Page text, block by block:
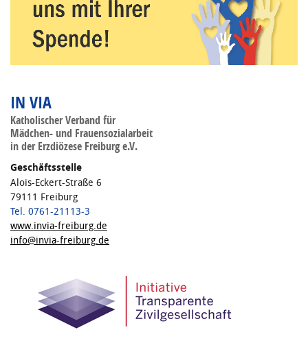
IN VIA
Katholischer Verband für
Mädchen- und Frauensozialarbeit
in der Erzdiözese Freiburg e.V.
Geschäftsstelle
Alois-Eckert-Straße 6
79111 Freiburg
Tel. 0761-21113-3
www.invia-freiburg.de
info@invia-freiburg.de